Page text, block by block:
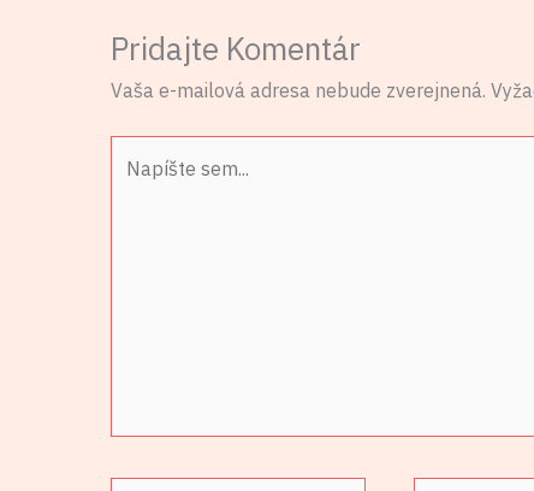
Pridajte Komentár
Vaša e-mailová adresa nebude zverejnená.
sem...